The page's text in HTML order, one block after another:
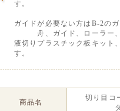
す。
ガイドが必要ない方はB-2の
舟、ガイド、ローラー、
液切りプラスチック板キット
す。
商品名
切り目